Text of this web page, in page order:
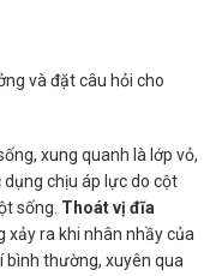
và đặt câu hỏi cho
xung quanh là lớp vỏ,
chịu áp lực do cột
sống. Thoát vị đĩa
ra khi nhân nhầy của
bình thường, xuyên qua